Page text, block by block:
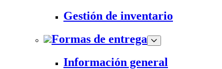
Gestión de inventario
Formas de entrega
Información general